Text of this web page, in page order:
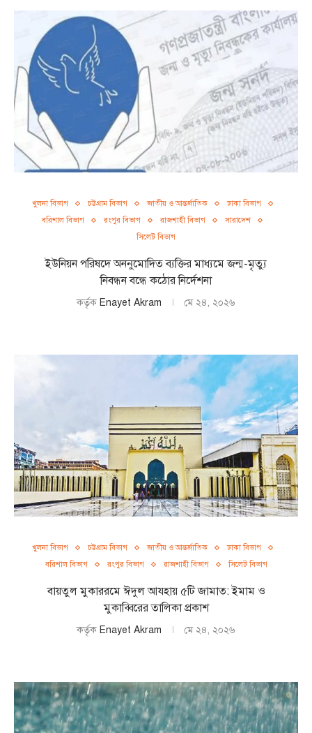
খুলনা বিভাগ চট্টগ্রাম বিভাগ জাতীয় ও আন্তর্জাতিক
ঢাকা বিভাগ
বরিশাল বিভাগ
রংপুর বিভাগ রাজশাহী বিভাগ
সারাদেশ
সিলেট বিভাগ
ইউনিয়ন পরিষদে অননুমোদিত ব্যক্তির মাধ্যমে জন্ম-মৃত্যু
নিবন্ধন বন্ধে কঠোর নির্দেশনা
কর্তৃক Enayet Akram মে ২৪, ২০২৬
খুলনা বিভাগ চট্টগ্রাম বিভাগ জাতীয় ও আন্তর্জাতিক
ঢাকা বিভাগ
বরিশাল বিভাগ
রংপুর বিভাগ রাজশাহী বিভাগ সিলেট বিভাগ
বায়তুল মুকাররমে ঈদুল আযহায় ৫টি জামাত: ইমাম ও
মুকাব্বিরের তালিকা প্রকাশ
কর্তৃক Enayet Akram মে ২৪, ২০২৬